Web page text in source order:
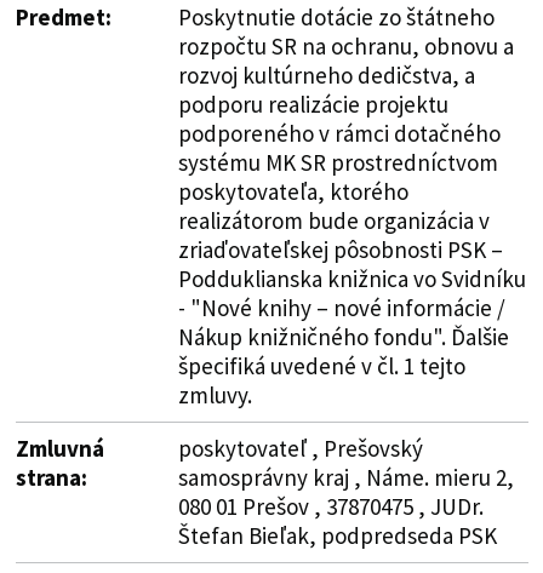
Predmet:
Poskytnutie dotácie zo štátneho
rozpočtu SR na ochranu, obnovu a
rozvoj kultúrneho dedičstva, a
podporu realizácie projektu
podporeného v rámci dotačného
systému MK SR prostredníctvom
poskytovateľa, ktorého
realizátorom bude organizácia v
zriaďovateľskej pôsobnosti PSK –
Podduklianska knižnica vo Svidníku
- "Nové knihy – nové informácie /
Nákup knižničného fondu". Ďalšie
špecifiká uvedené v čl. 1 tejto
zmluvy.
Zmluvná
strana:
poskytovateľ , Prešovský
samosprávny kraj , Náme. mieru 2,
080 01 Prešov , 37870475 , JUDr.
Štefan Bieľak, podpredseda PSK